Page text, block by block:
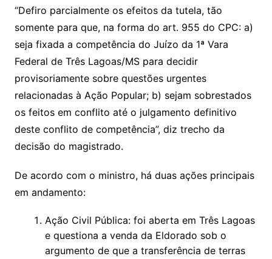
“Defiro parcialmente os efeitos da tutela, tão
somente para que, na forma do art. 955 do CPC: a)
seja fixada a competência do Juízo da 1ª Vara
Federal de Três Lagoas/MS para decidir
provisoriamente sobre questões urgentes
relacionadas à Ação Popular; b) sejam sobrestados
os feitos em conflito até o julgamento definitivo
deste conflito de competência”, diz trecho da
decisão do magistrado.
De acordo com o ministro, há duas ações principais
em andamento:
Ação Civil Pública: foi aberta em Três Lagoas
e questiona a venda da Eldorado sob o
argumento de que a transferência de terras